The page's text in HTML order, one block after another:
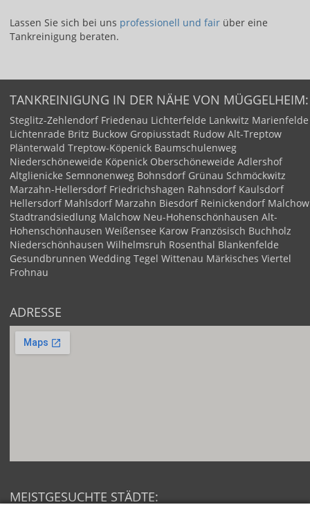
Lassen Sie sich bei uns ​ professionell und fair​ über eine
Tankreinigung beraten.
TANKREINIGUNG IN DER NÄHE VON MÜGGELHEIM:
Steglitz-Zehlendorf Friedenau Lichterfelde Lankwitz Marienfelde
Lichtenrade Britz Buckow Gropiusstadt Rudow Alt-Treptow
Plänterwald Treptow-Köpenick Baumschulenweg
Niederschöneweide Köpenick Oberschöneweide Adlershof
Altglienicke Semnonenweg Bohnsdorf Grünau Schmöckwitz
Marzahn-Hellersdorf Friedrichshagen Rahnsdorf Kaulsdorf
Hellersdorf Mahlsdorf Marzahn Biesdorf Reinickendorf Malchow
Stadtrandsiedlung Malchow Neu-Hohenschönhausen Alt-
Hohenschönhausen Weißensee Karow Französisch Buchholz
Niederschönhausen Wilhelmsruh Rosenthal Blankenfelde
Gesundbrunnen Wedding Tegel Wittenau Märkisches Viertel
Frohnau
ADRESSE
MEISTGESUCHTE STÄDTE: